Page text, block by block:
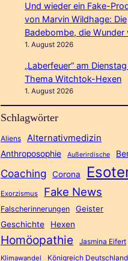
Und wieder ein Fake-
von Marvin Wildhage: Die
Badebombe, die Wunder
1. August 2026
„Laberfeuer“ am
Thema Witchtok-Hexen
1. August 2026
Schlagwörter
Aliens Alternativmedizin
Anthroposophie Außerirdische
Coaching Corona
Exorzismus Fake News
Falscherinnerungen
Geister
Geschichte
Hexen
Homöopathie Jasmina Eifert
Klimawandel Königreich Deutschland